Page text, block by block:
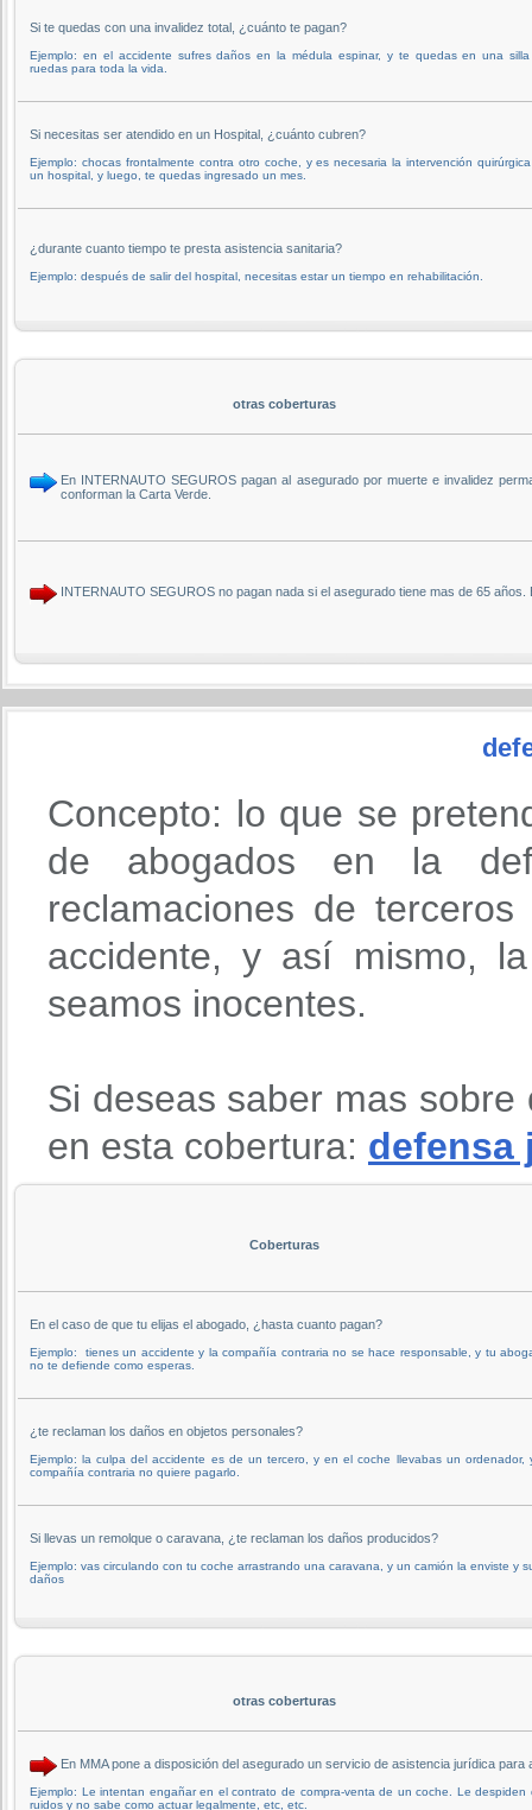
Si te quedas con una invalidez total, ¿cuánto te pagan?
Ejemplo: en el accidente sufres daños en la médula espinar, y te quedas en una
ruedas para toda la vida.
Si necesitas ser atendido en un Hospital, ¿cuánto cubren?
Ejemplo: chocas frontalmente contra otro coche, y es necesaria la intervención
un hospital, y luego, te quedas ingresado un mes.
¿durante cuanto tiempo te presta asistencia sanitaria?
Ejemplo: después de salir del hospital, necesitas estar un tiempo en rehabilitación.
otras coberturas
En INTERNAUTO SEGUROS pagan al asegurado por muerte e invalidez
conforman la Carta Verde.
INTERNAUTO SEGUROS no pagan nada si el asegurado tiene mas de 65 años.
Concepto: lo que se
de abogados en la
reclamaciones de
accidente, y así mismo,
seamos inocentes.
Si deseas saber mas
en esta cobertura: defensa
Coberturas
En el caso de que tu elijas el abogado, ¿hasta cuanto pagan?
Ejemplo: tienes un accidente y la compañía contraria no se hace responsable, y tu
no te defiende como esperas.
¿te reclaman los daños en objetos personales?
Ejemplo: la culpa del accidente es de un tercero, y en el coche llevabas un ordenador,
compañía contraria no quiere pagarlo.
Si llevas un remolque o caravana, ¿te reclaman los daños producidos?
Ejemplo: vas circulando con tu coche arrastrando una caravana, y un camión la enviste y
daños
otras coberturas
En MMA pone a disposición del asegurado un servicio de asistencia jurídica
Ejemplo: Le intentan engañar en el contrato de compra-venta de un coche. Le
ruidos y no sabe como actuar legalmente, etc, etc.